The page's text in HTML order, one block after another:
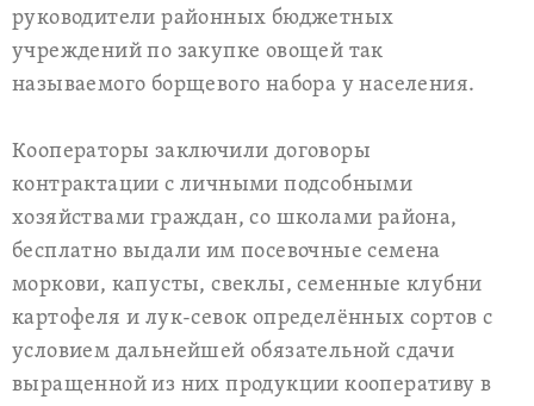
руководители районных бюджетных
учреждений по закупке овощей так
называемого борщевого набора у населения.
Кооператоры заключили договоры
контрактации с личными подсобными
хозяйствами граждан, со школами района,
бесплатно выдали им посевочные семена
моркови, капусты, свеклы, семенные клубни
картофеля и лук-севок определённых сортов с
условием дальнейшей обязательной сдачи
выращенной из них продукции кооперативу в